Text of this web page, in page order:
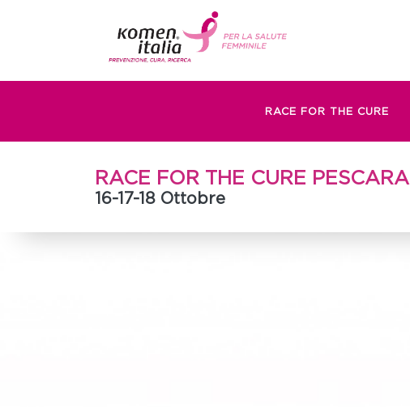
RACE FOR THE CURE
RACE FOR THE CURE PESCARA
16-17-18 Ottobre